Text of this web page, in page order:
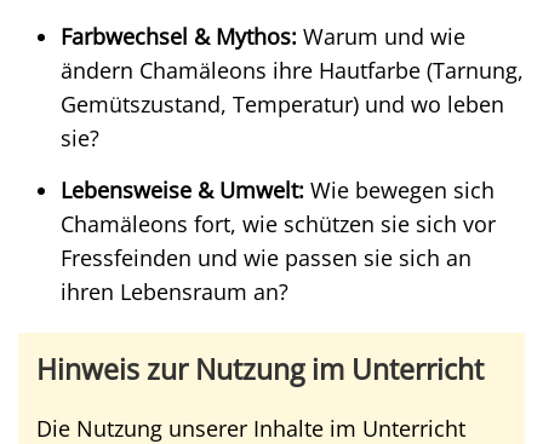
Farbwechsel & Mythos: Warum und wie
ändern Chamäleons ihre Hautfarbe (Tarnung,
Gemütszustand, Temperatur) und wo leben
sie?
Lebensweise & Umwelt: Wie bewegen sich
Chamäleons fort, wie schützen sie sich vor
Fressfeinden und wie passen sie sich an
ihren Lebensraum an?
Hinweis zur Nutzung im Unterricht
Die Nutzung unserer Inhalte im Unterricht